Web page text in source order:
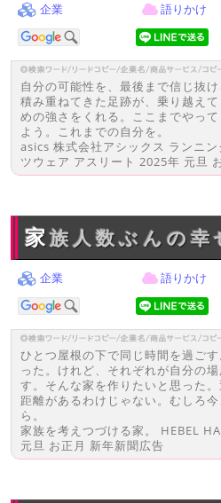
企業 語りかけ
自分の可能性を、最後まで信じ抜け
積み重ねてきた足跡が、乗り越え
めの強さをくれる。ここまでやっ
よう。これまでの自分を。
asics 株式会社アシックス ランニ
ツウェア アスリート 2025年 元旦
家族人数ぶんの幸
企業 語りかけ
ひとつ屋根の下で同じ時間を過ご
った。けれど、それぞれが自分の
す。そんな家を作りたいと思った
距離があるわけじゃない。むしろ
ら。
家族を考えつづける家。 HEBEL
元旦 お正月 新年新聞広告